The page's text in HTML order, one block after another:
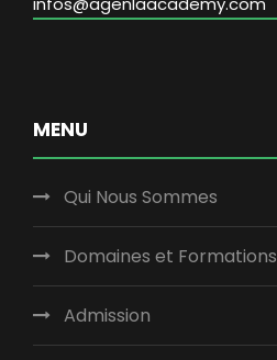
MENU
Qui Nous Sommes
Domaines et Formations
Admission